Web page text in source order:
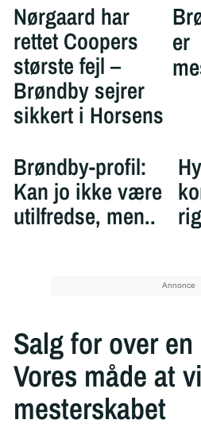
Nørgaard har
rettet Coopers
største fejl –
Brøndby sejrer
sikkert i Horsens
er
Brøndby-profil:
Kan jo ikke være
utilfredse, men..
Salg for over
Vores måde at
mesterskabet